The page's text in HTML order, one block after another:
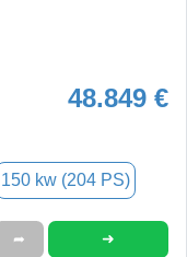
48.849 €
150 kw (204 PS)
➦ ➜